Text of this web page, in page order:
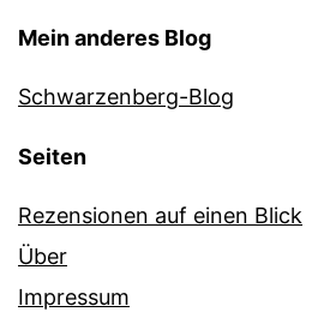
Mein anderes Blog
Schwarzenberg-Blog
Seiten
Rezensionen auf einen Blick
Über
Impressum